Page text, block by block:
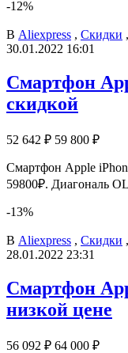
-12%
В Aliexpress , Скидки ,
30.01.2022 16:01
Смартфон
скидкой
52 642 ₽ 59 800 ₽
Смартфон Apple
59800₽. Диагональ
-13%
В Aliexpress , Скидки ,
28.01.2022 23:31
Смартфон
низкой цене
56 092 ₽ 64 000 ₽